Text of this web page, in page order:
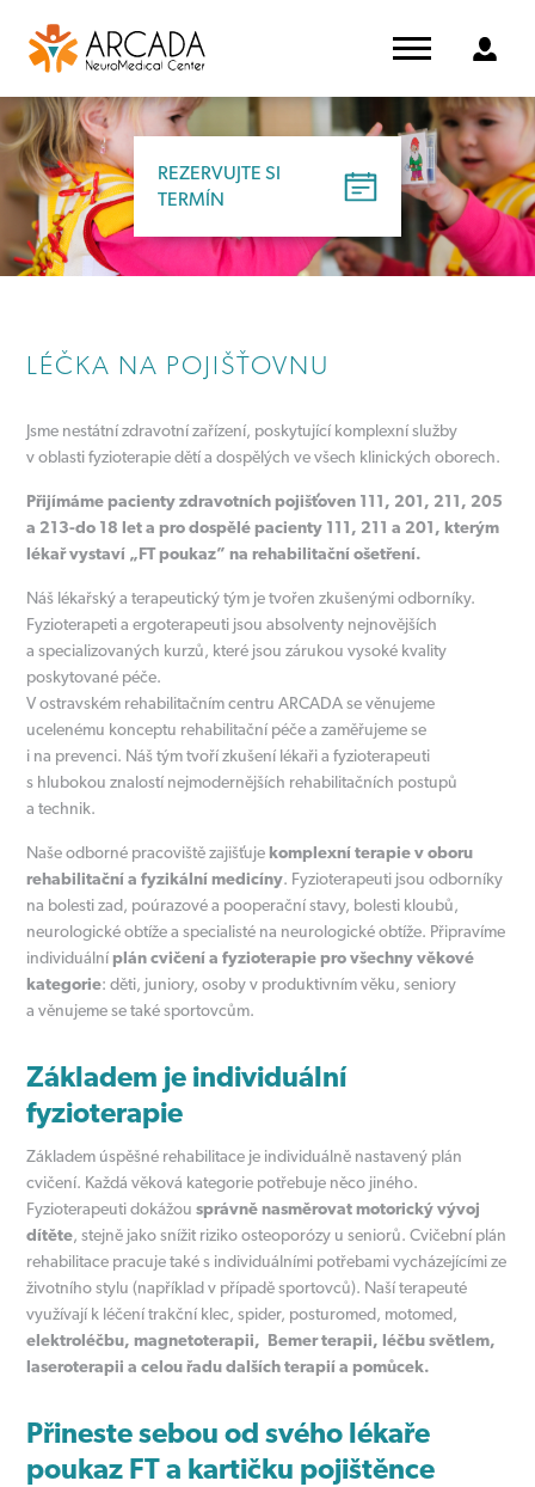
REZERVUJTE SI
TERMÍN
LÉČKA NA POJIŠŤOVNU
Jsme nestátní zdravotní zařízení, poskytující komplexní služby
v oblasti fyzioterapie dětí a dospělých ve všech klinických oborech.
Přijímáme pacienty zdravotních pojišťoven 111, 201, 211, 205
a 213-do 18 let a pro dospělé pacienty 111, 211 a 201, kterým
lékař vystaví „FT poukaz” na rehabilitační ošetření.
Náš lékařský a terapeutický tým je tvořen zkušenými odborníky.
Fyzioterapeti a ergoterapeuti jsou absolventy nejnovějších
a specializovaných kurzů, které jsou zárukou vysoké kvality
poskytované péče.
V ostravském rehabilitačním centru ARCADA se věnujeme
ucelenému konceptu rehabilitační péče a zaměřujeme se
i na prevenci. Náš tým tvoří zkušení lékaři a fyzioterapeuti
s hlubokou znalostí nejmodernějších rehabilitačních postupů
a technik.
Naše odborné pracoviště zajišťuje komplexní terapie v oboru
rehabilitační a fyzikální medicíny. Fyzioterapeuti jsou odborníky
na bolesti zad, poúrazové a pooperační stavy, bolesti kloubů,
neurologické obtíže a specialisté na neurologické obtíže. Připravíme
individuálníplán cvičení a fyzioterapie pro všechny věkové
kategorie: děti, juniory, osoby v produktivním věku, seniory
a věnujeme se také sportovcům.
Základem je individuální
fyzioterapie
Základem úspěšné rehabilitace je individuálně nastavený plán
cvičení. Každá věková kategorie potřebuje něco jiného.
Fyzioterapeuti dokážousprávně nasměrovat motorický vývoj
dítěte, stejně jako snížit riziko osteoporózy u seniorů. Cvičební plán
rehabilitace pracuje také s individuálními potřebami vycházejícími ze
životního stylu (například v případě sportovců). Naší terapeuté
využívají k léčení trakční klec, spider, posturomed, motomed,
elektroléčbu, magnetoterapii, Bemer terapii, léčbu světlem,
laseroterapii a celou řadu dalších terapií a pomůcek.
Přineste sebou od svého lékaře
poukaz FT a kartičku pojištěnce